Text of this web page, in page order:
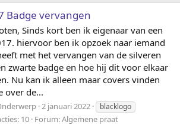
Badge vervangen
Sinds kort ben ik eigenaar van een
hiervoor ben ik opzoek naar iemand
met het vervangen van de silveren
zwarte badge en hoe hij dit voor elkaar
Nu kan ik alleen maar covers vinden
over de...
2 januari 2022
blacklogo
10 Forum:Algemene praat